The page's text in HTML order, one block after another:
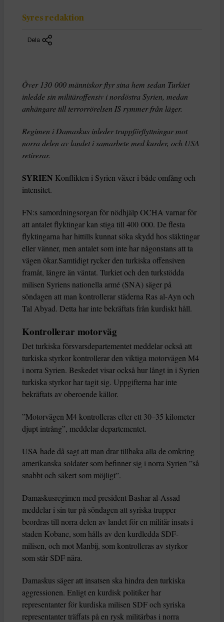
Syres redaktion
Dela
Över 130 000 människor flyr sina hem sedan Turkiet
inledde sin militäroffensiv i nordöstra Syrien, medan
anhängare till terrorrörelsen IS rymmer från läger.
Regimen i Damaskus inleder truppförflyttningar mot
norra delen av landet i samarbete med kurder, och USA
retirerar.
SYRIEN Konflikten i Syrien växer i både omfång och
intensitet.
FN:s samordningsorgan för nödhjälp OCHA varnar för
att antalet flyktingar kan stiga till 400 000. De flesta
flyktingarna har hittills kunnat söka skydd hos släktingar
eller vänner, men antalet som inte har någonstans att ta
vägen ökar.Samtidigt rycker den turkiska offensiven
framåt, längre än väntat. Turkiet och den turkstödda
milisen Syriens nationella armé (SNA) säger på
söndagen att man kontrollerar städerna Ras al-Ayn och
Tal Abyad. Detta har inte bekräftats från kurdiskt håll.
Kontrollerar motorväg
Det turkiska försvarsdepartementet meddelar också att
turkiska styrkor kontrollerar den viktiga motorvägen M4
i norra Syrien. Beskedet visar också hur långt in i Syrien
turkiska styrkor har tagit sig. Uppgifterna har inte
bekräftats av oberoende källor.
”Motorvägen M4 kontrolleras efter ett 30–35 kilometer
djupt intrång”, meddelar departementet.
USA hade då sagt att man drar tillbaka alla de omkring
amerikanska soldater som befinner sig i norra Syrien ”så
snabbt och säkert som möjligt”.
Damaskusregimen med president Bashar al-Assad
meddelar i sin tur på söndagen att syriska trupper
beordras till norra delen av landet för en militär insats i
staden Kobane, som hålls av den kurdledda SDF-
milisen, och mot Manbij, som kontrolleras av styrkor
som står SDF nära.
Damaskus säger att insatsen ska hindra den turkiska
aggressionen. Enligt en kurdisk politiker har
representanter för kurdiska milisen SDF och syriska
representanter träffats på en rysk militärbas i norra